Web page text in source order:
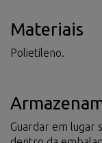
Materiais
Polietileno.
Guardar em lugar